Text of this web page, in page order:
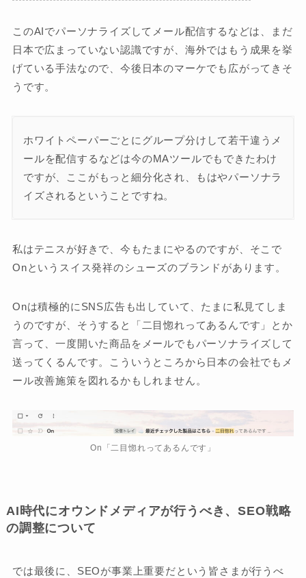
このAIでパーソナライズしてメール配信するなどは、まだ
日本で広まっていない認識ですが、海外ではもう成果を挙
げている手法なので、今後日本のマーケでも広がってきそ
うです。
ホワイトペーパーごとにグループ分けして若干違うメ
ールを配信するなどは今のMAツールでもできたわけ
ですが、ここがもっと細分化され、もはやパーソナラ
イズされるということですね。
私はテニスが好きで、今もたまにやるのですが、そこで
Onというスイス発祥のシューズのブランドがあります。
Onは積極的にSNS広告も出していて、たまに私見てしま
うのですが、そうすると「二目惚れってあるんです」とか
言って、一度開いた商品をメールでもパーソナライズして
送ってくるんです。こういうところから日本の会社でもメ
ール改善施策を図れるかもしれません。
On「二目惚れってあるんです」
AI時代にオウンドメディアが行うべき、SEO戦略
の調整について
では最後に、SEOが事業上重要だという皆さまが行うべ